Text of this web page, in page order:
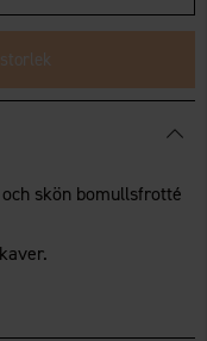
skön bomullsfrotté